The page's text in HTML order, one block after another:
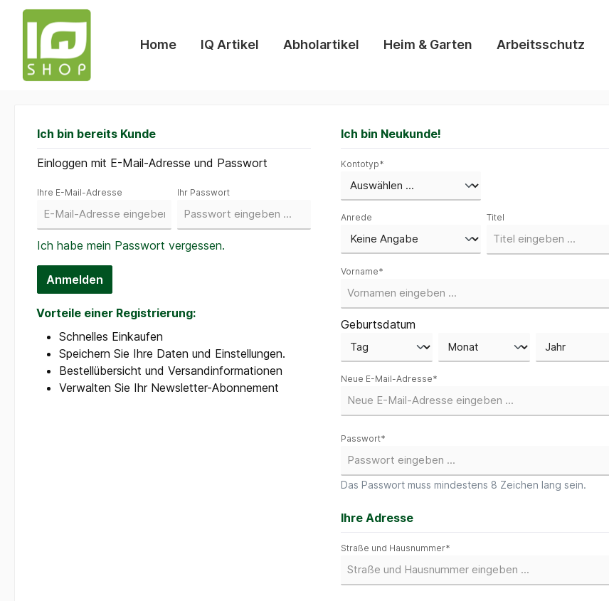
Home IQ Artikel Abholartikel Heim & Garten Arbeitsschutz
Ich bin bereits Kunde
Einloggen mit E-Mail-Adresse und Passwort
Ihre E-Mail-Adresse Ihr Passwort
Ich habe mein Passwort vergessen.
Anmelden
Vorteile einer Registrierung:
Schnelles Einkaufen
Speichern Sie Ihre Daten und Einstellungen.
Bestellübersicht und Versandinformationen
Verwalten Sie Ihr Newsletter-Abonnement
Ich bin Neukunde!
Kontotyp*
Anrede Titel
Vorname*
Geburtsdatum
Neue E-Mail-Adresse*
Passwort*
Das Passwort muss mindestens 8 Zeichen lang sein.
Ihre Adresse
Straße und Hausnummer*